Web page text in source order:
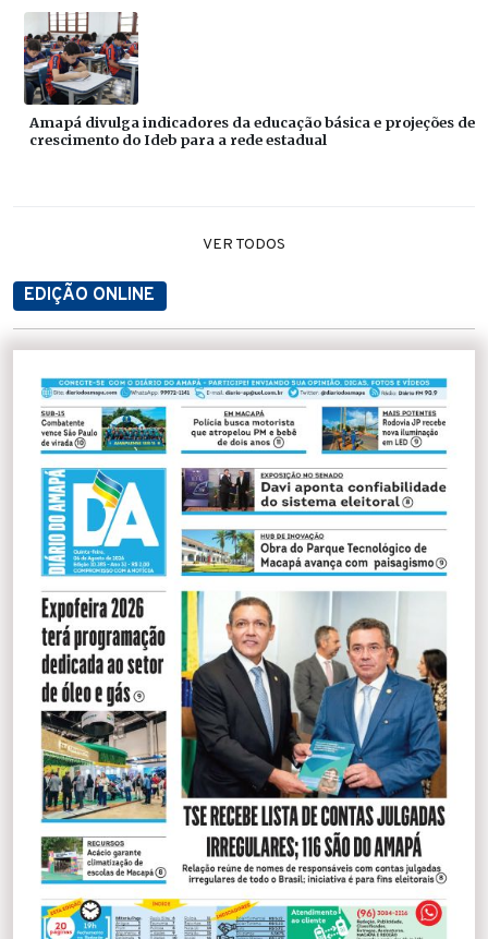
Amapá divulga indicadores da educação básica e projeções de
crescimento do Ideb para a rede estadual
VER TODOS
EDIÇÃO ONLINE